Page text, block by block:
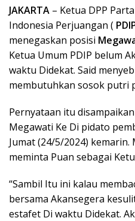
JAKARTA – Ketua DPP
Indonesia Perjuangan (
menegaskan posisi
Ketua Umum PDIP belum
waktu Didekat. Said
membutuhkan sosok putri
Pernyataan itu
Megawati Ke Di pidato
Jumat (24/5/2024)
meminta Puan sebagai
“Sambil Itu ini kalau
bersama Akansegera
estafet Di waktu Didekat.